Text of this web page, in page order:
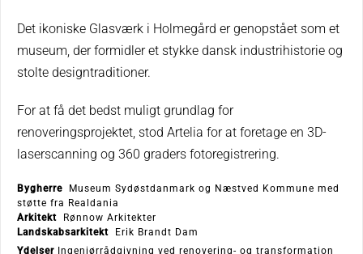
Det ikoniske Glasværk i Holmegård er genopstået som et
museum, der formidler et stykke dansk industrihistorie og
stolte designtraditioner.
For at få det bedst muligt grundlag for
renoveringsprojektet, stod Artelia for at foretage en 3D-
laserscanning og 360 graders fotoregistrering.
Bygherre Museum Sydøstdanmark og Næstved Kommune med
støtte fra Realdania
Arkitekt Rønnow Arkitekter
Landskabsarkitekt Erik Brandt Dam
Ydelser Ingeniørrådgivning ved renovering- og transformation